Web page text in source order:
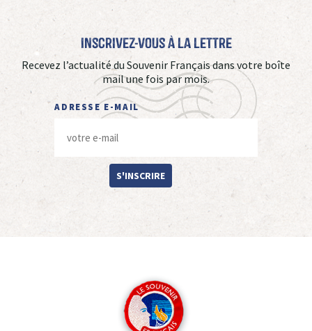
Inscrivez-vous à La Lettre
Recevez l’actualité du Souvenir Français dans votre boîte
mail une fois par mois.
ADRESSE E-MAIL
S'INSCRIRE